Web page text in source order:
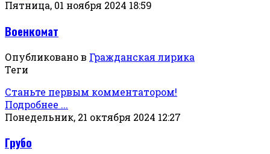
Пятница, 01 ноября 2024 18:59
Военкомат
Опубликовано в Гражданская лирика
Теги
Станьте первым комментатором!
Подробнее ...
Понедельник, 21 октября 2024 12:27
Грубо